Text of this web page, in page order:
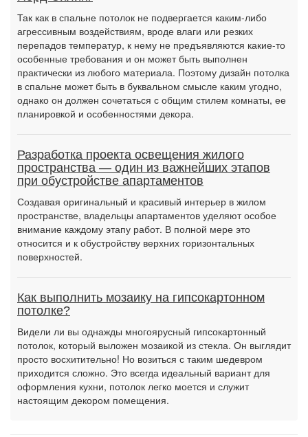
Так как в спальне потолок не подвергается каким-либо
агрессивным воздействиям, вроде влаги или резких
перепадов температур, к нему не предъявляются какие-то
особенные требования и он может быть выполнен
практически из любого материала. Поэтому дизайн потолка
в спальне может быть в буквальном смысле каким угодно,
однако он должен сочетаться с общим стилем комнаты, ее
планировкой и особенностями декора.
Разработка проекта освещения жилого
пространства — один из важнейших этапов
при обустройстве апартаментов
Создавая оригинальный и красивый интерьер в жилом
пространстве, владельцы апартаментов уделяют особое
внимание каждому этапу работ. В полной мере это
относится и к обустройству верхних горизонтальных
поверхностей.
Как выполнить мозаику на гипсокартонном
потолке?
Видели ли вы однажды многоярусный гипсокартонный
потолок, который выложен мозаикой из стекла. Он выглядит
просто восхитительно! Но возиться с таким шедевром
приходится сложно. Это всегда идеальный вариант для
оформления кухни, потолок легко моется и служит
настоящим декором помещения.